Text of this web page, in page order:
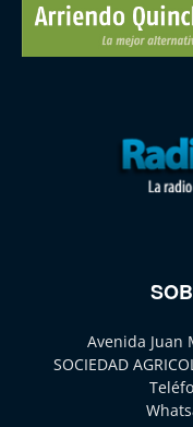
Avenida Juan
SOCIEDAD